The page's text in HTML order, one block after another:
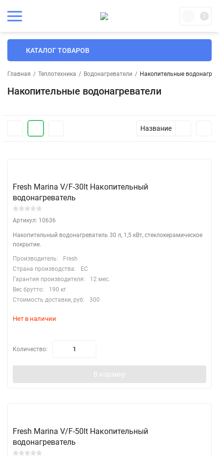
0
КАТАЛОГ ТОВАРОВ
Главная / Теплотехника / Водонагреватели / Накопительные
Накопительные водонагреватели
Название
Fresh Marina V/F-30lt Накопительный
водонагреватель
Артикул: 10636
Накопительный водонагреватель 30 л, 1,5 кВт, стеклокерамическое
покрытие.
Производитель:
Fresh
Страна производства:
EC
Гарантия производителя:
12 мес.
Вес брутто:
190 кг
Стоимость доставки, руб:
300
Нет в наличии
Количество:
В корзину
Fresh Marina V/F-50lt Накопительный
водонагреватель